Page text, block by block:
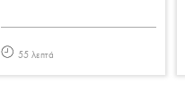
55 λεπτά